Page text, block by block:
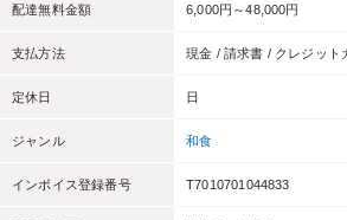
配達無料金額 6,000円～48,000円
支払方法 現金 / 請求書 / クレジット
定休日 日
ジャンル 和食
インボイス登録番号 T7010701044833